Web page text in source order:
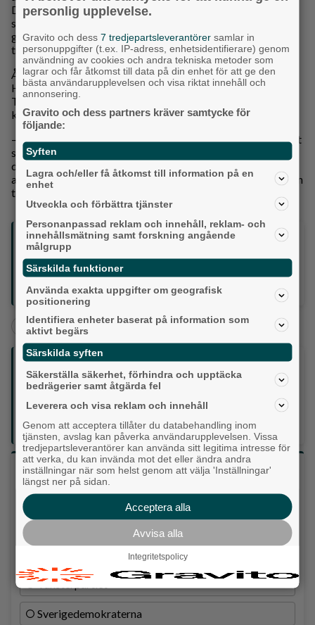
Dessutom fick det bara finnas ett visst antal mästare per
stad. Att hon kunde börja arbeta utan att själv ha gjort
gesällvandringen är också anmärkningsvärt, men det hänger
troligen ihop med att hon var född in i en silversmedssläkt.
År 1787 gifter sig Anna Dorothea med gesällen Henric
Hesselgren och avslutar därmed sin egen smedverksamhet.
Tillsammans flyttar de till Drängsered i Halland där hon blir
kvar till sin död 1794.
– Den enda verkliga frihet en kvinna kunde ha var framför allt
som änka. Då hade hon status som självständig – fram till
dess att hon gifte om sig. I dag talar forskningen allt mer om
alla de kvinnor som arbetade i verkstäderna, men där männen
tog åt sig äran, avslutar Frida Lönnberg, intendent.
Ny serie i LP Alingsås
"Ur museets samlingar" är en ny serie i Lokalpressen där
samlingsintendenterna Monica von Brömsen och Frida
Lönnberg från Alingsås museum visar upp och berättar
mer om objekt ur museets samlingar.
Alingsås + Kultur & Nöje + Historia
Följ oss på sociala medier:
Din enda lokaltidning som kommer på papper och är helt
Lokalpressen, på webben, i brevlådan och sociala medier.
Vilket parti skulle du rösta på om det var val
idag?
Vänsterpartiet
Sverigedemokraterna
personlig upplevelse.
Gravito och dess7 tredjepartsleverantörer samlar in
personuppgifter (t.ex. IP-adress, enhetsidentifierare) genom
användning av cookies och andra tekniska metoder som
lagrar och får åtkomst till data på din enhet för att ge den
bästa användarupplevelsen och visa riktat innehåll och
annonsering.
Gravito och dess partners kräver samtycke för
följande:
Syften
Lagra och/eller få åtkomst till information på en
enhet
Utveckla och förbättra tjänster
Personanpassad reklam och innehåll, reklam- och
innehållsmätning samt forskning angående
målgrupp
Särskilda funktioner
Använda exakta uppgifter om geografisk
positionering
Identifiera enheter baserat på information som
aktivt begärs
Särskilda syften
Säkerställa säkerhet, förhindra och upptäcka
bedrägerier samt åtgärda fel
Leverera och visa reklam och innehåll
Genom att acceptera tillåter du databehandling inom
tjänsten, avslag kan påverka användarupplevelsen. Vissa
tredjepartsleverantörer kan använda sitt legitima intresse för
att verka, du kan invända mot det eller ändra andra
inställningar när som helst genom att välja 'Inställningar'
längst ner på sidan.
Acceptera alla
Avvisa alla
Integritetspolicy